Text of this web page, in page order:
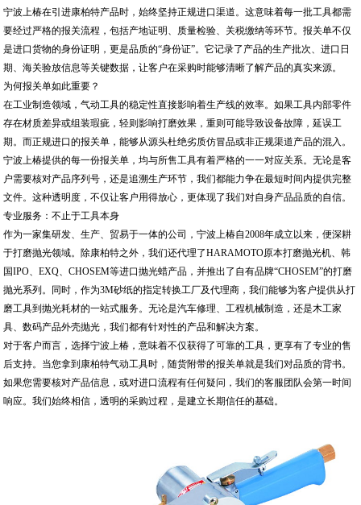
宁波上椿在引进康柏特产品时，始终坚持正规进口渠道。这意味着每一批工具都需
要经过严格的报关流程，包括产地证明、质量检验、关税缴纳等环节。报关单不仅
是进口货物的身份证明，更是品质的“身份证”。它记录了产品的生产批次、进口日
期、海关验放信息等关键数据，让客户在采购时能够清晰了解产品的真实来源。
为何报关单如此重要？
在工业制造领域，气动工具的稳定性直接影响着生产线的效率。如果工具内部零件
存在材质差异或组装瑕疵，轻则影响打磨效果，重则可能导致设备故障，延误工
期。而正规进口的报关单，能够从源头杜绝劣质仿冒品或非正规渠道产品的混入。
宁波上椿提供的每一份报关单，均与所售工具有着严格的一一对应关系。无论是客
户需要核对产品序列号，还是追溯生产环节，我们都能力争在最短时间内提供完整
文件。这种透明度，不仅让客户用得放心，更体现了我们对自身产品品质的自信。
专业服务：不止于工具本身
作为一家集研发、生产、贸易于一体的公司，宁波上椿自2008年成立以来，便深耕
于打磨抛光领域。除康柏特之外，我们还代理了HARAMOTO原本打磨抛光机、韩
国IPO、EXQ、CHOSEM等进口抛光蜡产品，并推出了自有品牌“CHOSEM”的打磨
抛光系列。同时，作为3M砂纸的指定转换工厂及代理商，我们能够为客户提供从打
磨工具到抛光耗材的一站式服务。无论是汽车修理、工程机械制造，还是木工家
具、数码产品外壳抛光，我们都有针对性的产品和解决方案。
对于客户而言，选择宁波上椿，意味着不仅获得了可靠的工具，更享有了专业的售
后支持。当您拿到康柏特气动工具时，随货附带的报关单就是我们对品质的背书。
如果您需要核对产品信息，或对进口流程有任何疑问，我们的客服团队会第一时间
响应。我们始终相信，透明的采购过程，是建立长期信任的基础。